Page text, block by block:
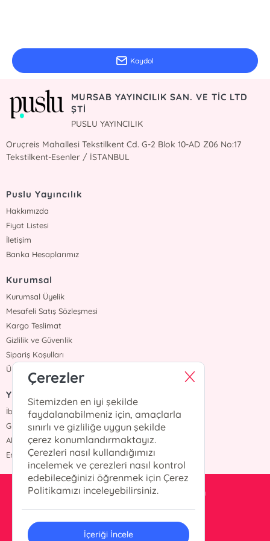
Kaydol
MURSAB YAYINCILIK SAN. VE TİC LTD
ŞTİ
PUSLU YAYINCILIK
Oruçreis Mahallesi Tekstilkent Cd. G-2 Blok 10-AD Z06 No:17
Tekstilkent-Esenler / İSTANBUL
Puslu Yayıncılık
Hakkımızda
Fiyat Listesi
İletişim
Banka Hesaplarımız
Kurumsal
Kurumsal Üyelik
Mesafeli Satış Sözleşmesi
Kargo Teslimat
Gizlilik ve Güvenlik
Sipariş Koşulları
Üyelik Sözleşmesi
Yazarlar
İbrahim Balcı
Grimm Kardeşler
Ahmet Hür
Erdem Yücel
pusluyayincilik@gmail.com
0 532 605 97 82
Çerezler
Sitemizden en iyi şekilde
faydalanabilmeniz için, amaçlarla
sınırlı ve gizliliğe uygun şekilde
çerez konumlandırmaktayız.
Çerezleri nasıl kullandığımızı
incelemek ve çerezleri nasıl kontrol
edebileceğinizi öğrenmek için Çerez
Politikamızı inceleyebilirsiniz.
İçeriği İncele